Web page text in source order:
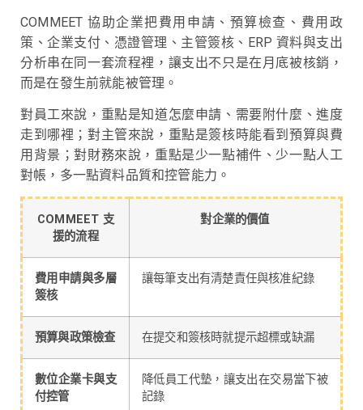
COMMEET 協助企業把費用申請、預算檢查、費用政
策、企業支付、憑證管理、主管簽核、ERP 資料與支出
分析串在同一套流程裡，讓支出不只是在月底被核銷，
而是在發生前就能被管理。
對員工來說，重點是知道怎麼申請、需要附什麼、進度
走到哪裡；對主管來說，重點是簽核時能看到預算與費
用背景；對財務來說，重點是少一點補件、少一點人工
對帳，多一點資料品質和控管能力。
COMMEET 支
援的流程
對企業的價值
費用申請與多層
簽核
讓每筆支出有清楚責任與核准紀錄
預算與政策檢查 在提交和簽核時就提示超標或缺漏
數位企業卡與支
付控管
降低員工代墊，讓支出在交易當下被
記錄